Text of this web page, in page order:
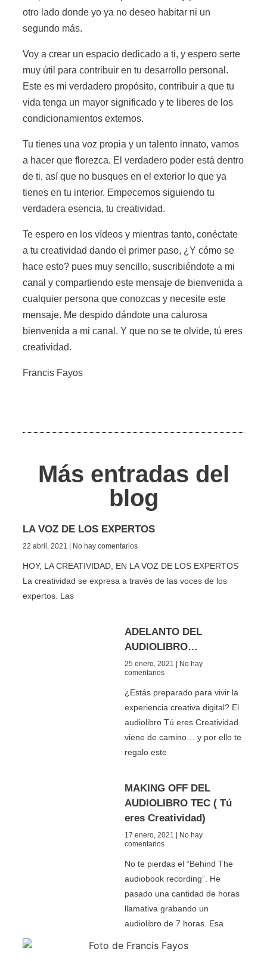
otro lado donde yo ya no deseo habitar ni un
segundo más.
Voy a crear un espacio dedicado a ti, y espero serte
muy útil para contribuir en tu desarrollo personal.
Este es mi verdadero propósito, contribuir a que tu
vida tenga un mayor significado y te liberes de los
condicionamientos externos.
Tu tienes una voz propia y un talento innato, vamos
a hacer que florezca. El verdadero poder está dentro
de ti, así que no busques en el exterior lo que ya
tienes en tu interior. Empecemos siguiendo tu
verdadera esencia, tu creatividad.
Te espero en los vídeos y mientras tanto, conéctate
a tu creatividad dando el primer paso, ¿Y cómo se
hace esto? pues muy sencillo, suscribiéndote a mi
canal y compartiendo este mensaje de bienvenida a
cualquier persona que conozcas y necesite este
mensaje. Me despido dándote una calurosa
bienvenida a mi canal. Y que no se te olvide, tú eres
creatividad.
Francis Fayos
Más entradas del
blog
LA VOZ DE LOS EXPERTOS
22 abril, 2021 No hay comentarios
HOY, LA CREATIVIDAD, EN LA VOZ DE LOS EXPERTOS
La creatividad se expresa a través de las voces de los
expertos. Las
ADELANTO DEL
AUDIOLIBRO…
25 enero, 2021
No hay
comentarios
¿Estás preparado para vivir la
experiencia creativa digital? El
audiolibro Tú eres Creatividad
viene de camino… y por ello te
regalo este
MAKING OFF DEL
AUDIOLIBRO TEC ( Tú
eres Creatividad)
17 enero, 2021
No hay
comentarios
No te pierdas el “Behind The
audiobook recording”. He
pasado una cantidad de horas
llamativa grabando un
audiolibro de 7 horas. Esa